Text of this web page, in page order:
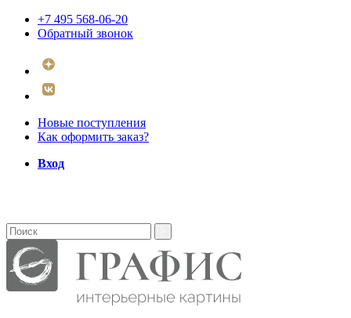
+7 495 568-06-20
Обратный звонок
Новые поступления
Как оформить заказ?
Вход